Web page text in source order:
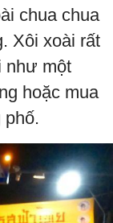
chua chua
Xôi xoài rất
như một
hoặc mua
phố.